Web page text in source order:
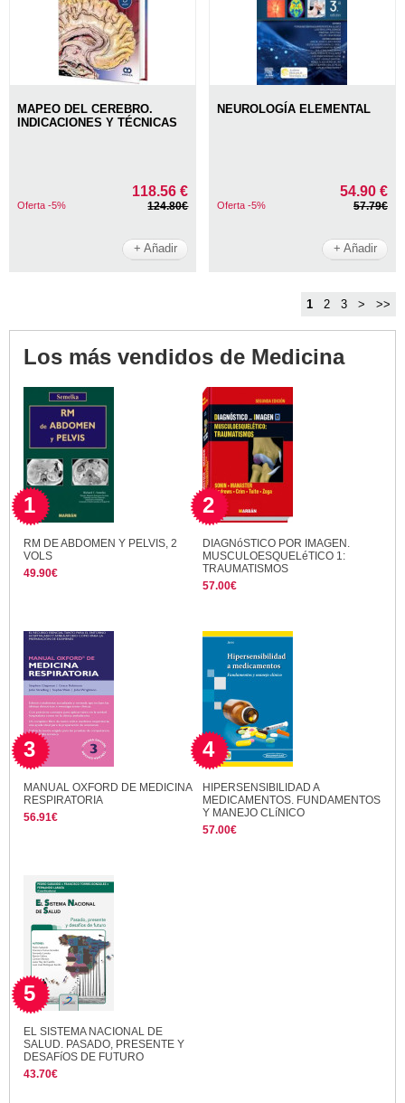
MAPEO DEL CEREBRO.
INDICACIONES Y TÉCNICAS
118.56 €
Oferta -5% 124.80€
+ Añadir
NEUROLOGÍA ELEMENTAL
54.90 €
Oferta -5% 57.79€
+ Añadir
1 2 3 > >>
Los más vendidos de Medicina
1
RM DE ABDOMEN Y PELVIS, 2
VOLS
49.90€
2
DIAGNóSTICO POR IMAGEN.
MUSCULOESQUELéTICO 1:
TRAUMATISMOS
57.00€
3
MANUAL OXFORD DE MEDICINA
RESPIRATORIA
56.91€
4
HIPERSENSIBILIDAD A
MEDICAMENTOS. FUNDAMENTOS
Y MANEJO CLíNICO
57.00€
5
EL SISTEMA NACIONAL DE
SALUD. PASADO, PRESENTE Y
DESAFíOS DE FUTURO
43.70€